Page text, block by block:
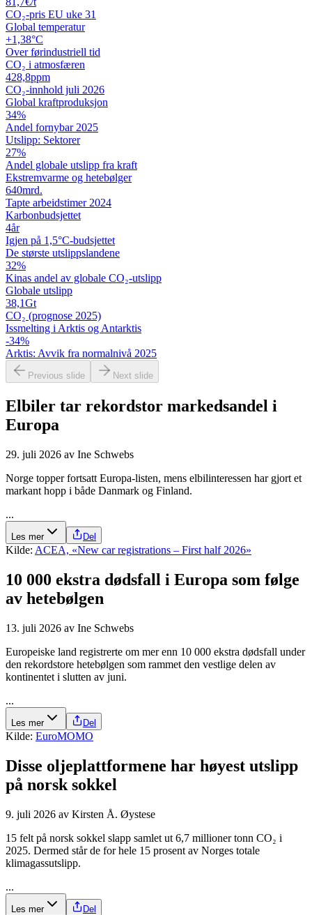
CO₂-pris EU uke 31
Global temperatur
+1,38°C
Over førindustriell tid
CO₂ i atmosfæren
428,8ppm
CO₂-innhold juli 2026
Global kraftproduksjon
34%
Andel fornybar 2025
Utslipp: Sektorer
27%
Andel globale utslipp fra kraft
Ekstremvarme og hetebølger
640mrd.
Tapte arbeidstimer 2024
Karbon­budsjettet
4år
Igjen på 1,5°C-budsjettet
De største utslipps­landene
32%
Kinas andel av globale CO₂-utslipp
Globale utslipp
38,1Gt
CO₂ (prognose 2025)
Issmelting i Arktis og Antarktis
-34%
Arktis: Avvik fra normalnivå 2025
Previous slide Next slide
Elbiler tar rekordstor markedsandel i
Europa
29. juli 2026 av Ine Schwebs
Norge topper fortsatt Europa-listen, mens elbilinteressen har gjort et
markant hopp i både Danmark og Finland.
...
Les mer Del
Kilde: ACEA, «New car registrations – First half 2026»
10 000 ekstra dødsfall i Europa som følge
av hetebølgen
13. juli 2026 av Ine Schwebs
Europeiske land registrerte om mer enn 10 000 ekstra dødsfall under
den rekordstore hetebølgen som rammet den vestlige delen av
kontinentet i slutten av juni.
...
Les mer Del
Kilde: EuroMOMO
Disse olje­plattformene har høyest utslipp
på norsk sokkel
9. juli 2026 av Kirsten Å. Øystese
15 felt på norsk sokkel slapp samlet ut 6,7 millioner tonn CO₂ i
2025. Dermed står de for hele 15 prosent av Norges totale
klimagassutslipp.
...
Les mer Del